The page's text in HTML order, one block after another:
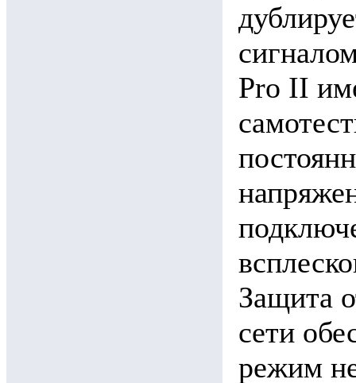
Pro II
Защита
сети
режим